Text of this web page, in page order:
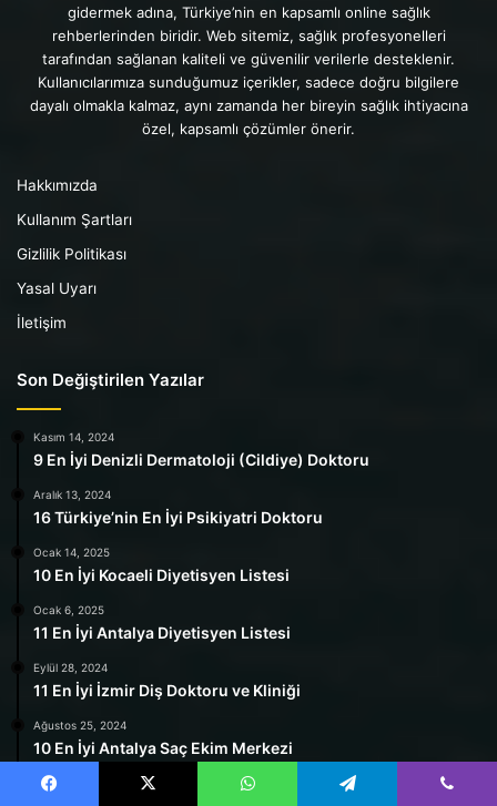
gidermek adına, Türkiye’nin en kapsamlı online sağlık
rehberlerinden biridir. Web sitemiz, sağlık profesyonelleri
tarafından sağlanan kaliteli ve güvenilir verilerle desteklenir.
Kullanıcılarımıza sunduğumuz içerikler, sadece doğru bilgilere
dayalı olmakla kalmaz, aynı zamanda her bireyin sağlık ihtiyacına
özel, kapsamlı çözümler önerir.
Hakkımızda
Kullanım Şartları
Gizlilik Politikası
Yasal Uyarı
İletişim
Son Değiştirilen Yazılar
Kasım 14, 2024
9 En İyi Denizli Dermatoloji (Cildiye) Doktoru
Aralık 13, 2024
16 Türkiye’nin En İyi Psikiyatri Doktoru
Ocak 14, 2025
10 En İyi Kocaeli Diyetisyen Listesi
Ocak 6, 2025
11 En İyi Antalya Diyetisyen Listesi
Eylül 28, 2024
11 En İyi İzmir Diş Doktoru ve Kliniği
Ağustos 25, 2024
10 En İyi Antalya Saç Ekim Merkezi
Şubat 21, 2026